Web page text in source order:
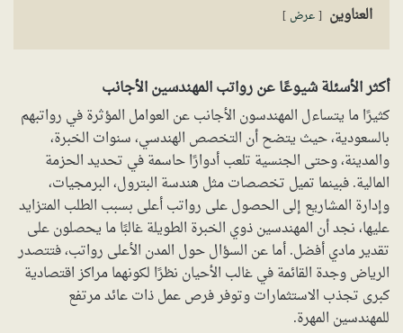
العناوين عرض
أكثر الأسئلة شيوعًا عن رواتب المهندسين الأجانب
كثيرًا ما يتساءل المهندسون الأجانب عن العوامل المؤثرة في رواتبهم
بالسعودية، حيث يتضح أن التخصص الهندسي، سنوات الخبرة،
والمدينة، وحتى الجنسية تلعب أدوارًا حاسمة في تحديد الحزمة
المالية. فبينما تميل تخصصات مثل هندسة البترول، البرمجيات،
وإدارة المشاريع إلى الحصول على رواتب أعلى بسبب الطلب المتزايد
عليها، نجد أن المهندسين ذوي الخبرة الطويلة غالبًا ما يحصلون على
تقدير مادي أفضل. أما عن السؤال حول المدن الأعلى رواتب، فتتصدر
الرياض وجدة القائمة في غالب الأحيان نظرًا لكونهما مراكز اقتصادية
كبرى تجذب الاستثمارات وتوفر فرص عمل ذات عائد مرتفع
للمهندسين المهرة.